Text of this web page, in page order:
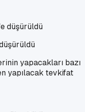
yapacakları bazı
yapılacak tevkifat